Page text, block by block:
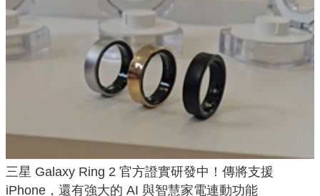
三星 Galaxy Ring 2 官方證實研發中！傳將支援
iPhone，還有強大的 AI 與智慧家電連動功能